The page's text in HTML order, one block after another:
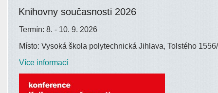
Knihovny současnosti 2026
Termín: 8. - 10. 9. 2026
Místo: Vysoká škola polytechnická Jihlava, Tolstého
Více informací